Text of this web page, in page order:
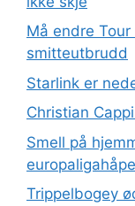
Må endre
smitteutbrudd
Starlink er
Christian
Smell på
Trippelbogey